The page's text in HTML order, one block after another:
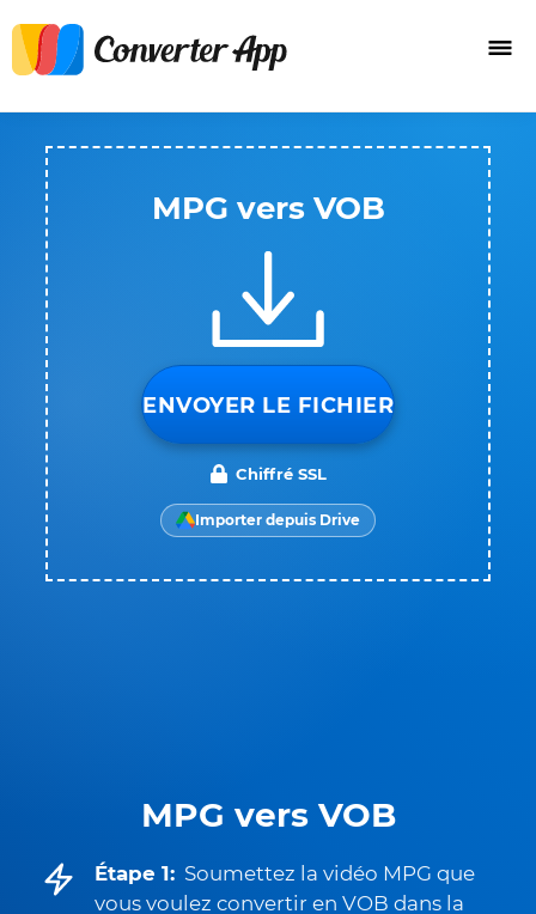
MPG vers VOB
Étape 1: Soumettez la vidéo MPG que
vous voulez convertir en VOB dans la
MPG vers VOB
ENVOYER LE FICHIER
Chiffré SSL
Importer depuis Drive